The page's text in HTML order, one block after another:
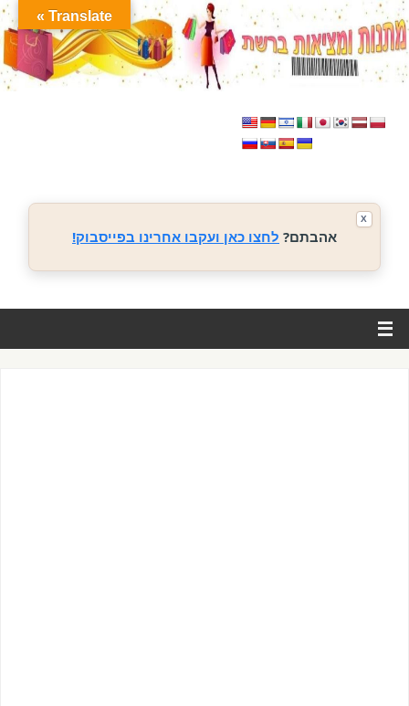
אהבתם? לחצו כאן ועקבו אחרינו בפייסבוק!
X
Translate »